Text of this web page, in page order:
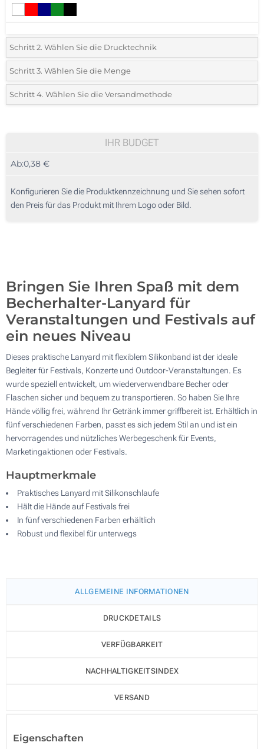
Schritt 2. Wählen Sie die Drucktechnik
*Wählen Sie die Druck- und Farbtechniken für Ihr Logo:
1 Farbig (Auf einer Seite)
3 Farbig (Auf einer Seite)
Ohne Werbedruck
Schritt 3. Wählen Sie die Menge
*Bitte wählen Sie Ihre gewünschte Menge
100
250
500
Schritt 4. Wählen Sie die Versandmethode
IHR BUDGET
Ab:0,38 €
Konfigurieren Sie die Produktkennzeichnung und Sie sehen sofort
den Preis für das Produkt mit Ihrem Logo oder Bild.
Bringen Sie Ihren Spaß mit dem
Becherhalter-Lanyard für
Veranstaltungen und Festivals auf
ein neues Niveau
Dieses praktische Lanyard mit flexiblem Silikonband ist der ideale
Begleiter für Festivals, Konzerte und Outdoor-Veranstaltungen. Es
wurde speziell entwickelt, um wiederverwendbare Becher oder
Flaschen sicher und bequem zu transportieren. So haben Sie Ihre
Hände völlig frei, während Ihr Getränk immer griffbereit ist. Erhältlich in
fünf verschiedenen Farben, passt es sich jedem Stil an und ist ein
hervorragendes und nützliches Werbegeschenk für Events,
Marketingaktionen oder Festivals.
Hauptmerkmale
Praktisches Lanyard mit Silikonschlaufe
Hält die Hände auf Festivals frei
In fünf verschiedenen Farben erhältlich
Robust und flexibel für unterwegs
ALLGEMEINE INFORMATIONEN
DRUCKDETAILS
VERFÜGBARKEIT
NACHHALTIGKEITSINDEX
VERSAND
Eigenschaften